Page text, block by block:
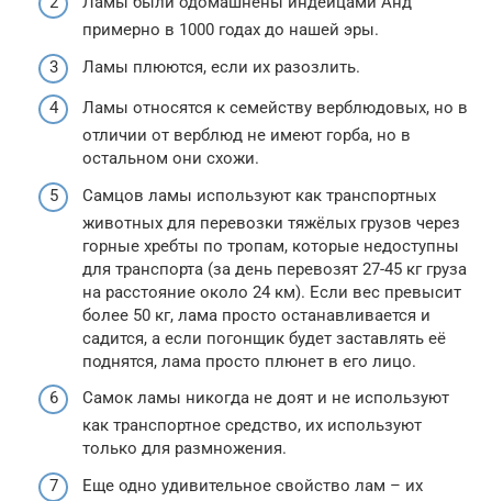
примерно в 1000 годах до нашей эры.
Ламы плюются, если их разозлить.
Ламы относятся к семейству верблюдовых, но в
отличии от верблюд не имеют горба, но в
остальном они схожи.
Самцов ламы используют как транспортных
животных для перевозки тяжёлых грузов через
горные хребты по тропам, которые недоступны
для транспорта (за день перевозят 27-45 кг груза
на расстояние около 24 км). Если вес превысит
более 50 кг, лама просто останавливается и
садится, а если погонщик будет заставлять её
поднятся, лама просто плюнет в его лицо.
Самок ламы никогда не доят и не используют
как транспортное средство, их используют
только для размножения.
Еще одно удивительное свойство лам – их